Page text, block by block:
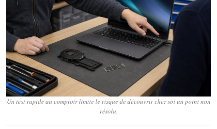
Un test rapide au comptoir limite le risque de découvrir chez soi un point non
résolu.